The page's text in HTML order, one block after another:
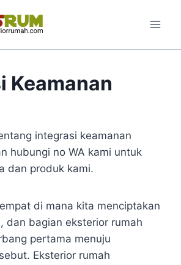
Keamanan
integrasi keamanan
hubungi no WA kami untuk
dan produk kami.
di mana kita menciptakan
dan bagian eksterior rumah
pertama menuju
Eksterior rumah